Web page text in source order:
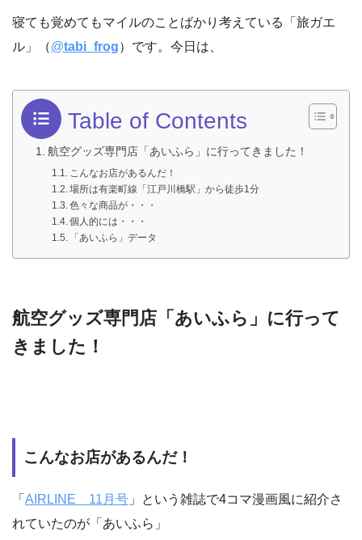
寝ても覚めてもマイルのことばかり考えている「旅ガエ
ル」（@tabi_frog）です。今日は、
Table of Contents
航空グッズ専門店「あいふら」に行ってきました！
こんなお店があるんだ！
場所は有楽町線「江戸川橋駅」から徒歩1分
色々な商品が・・・
個人的には・・・
「あいふら」データ
航空グッズ専門店「あいふら」に行って
きました！
こんなお店があるんだ！
「 AIRLINE 11月号 」という雑誌で4コマ漫画風に紹介さ
れていたのが「あいふら」